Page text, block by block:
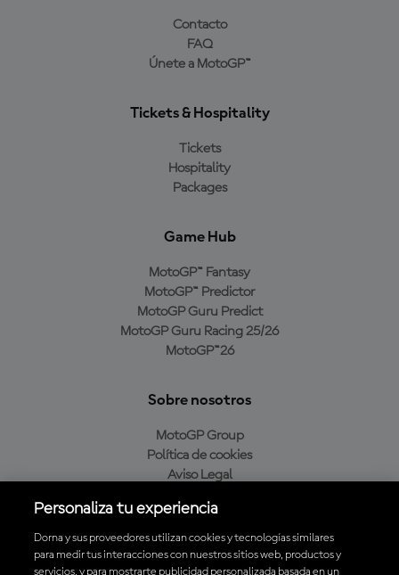
Contacto
FAQ
Únete a MotoGP™
Tickets & Hospitality
Tickets
Hospitality
Packages
Game Hub
MotoGP™ Fantasy
MotoGP™ Predictor
MotoGP Guru Predict
MotoGP Guru Racing 25/26
MotoGP™26
Sobre nosotros
MotoGP Group
Política de cookies
Aviso Legal
Política de compra
Personaliza tu experiencia
Dorna y sus proveedores utilizan cookies y tecnologías similares
para medir tus interacciones con nuestros sitios web, productos y
servicios, y para mostrarte publicidad personalizada basada en un